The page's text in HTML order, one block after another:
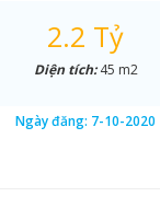
2.2 Tỷ
Diện tích:45 m2
Ngày đăng: 7-10-2020